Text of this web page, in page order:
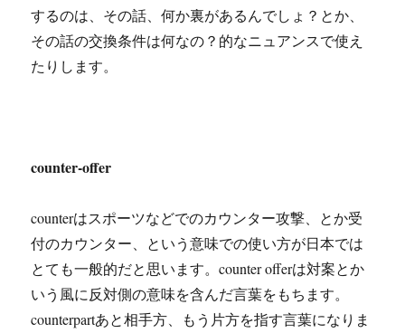
するのは、その話、何か裏があるんでしょ？とか、
その話の交換条件は何なの？的なニュアンスで使え
たりします。
counter-offer
counterはスポーツなどでのカウンター攻撃、とか受
付のカウンター、という意味での使い方が日本では
とても一般的だと思います。counter offerは対案とか
いう風に反対側の意味を含んだ言葉をもちます。
counterpartあと相手方、もう片方を指す言葉になりま